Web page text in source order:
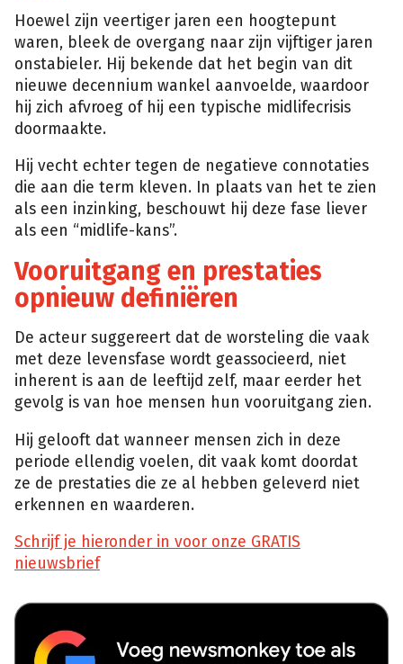
Hoewel zijn veertiger jaren een hoogtepunt
waren, bleek de overgang naar zijn vijftiger jaren
onstabieler. Hij bekende dat het begin van dit
nieuwe decennium wankel aanvoelde, waardoor
hij zich afvroeg of hij een typische midlifecrisis
doormaakte.
Hij vecht echter tegen de negatieve connotaties
die aan die term kleven. In plaats van het te zien
als een inzinking, beschouwt hij deze fase liever
als een “midlife-kans”.
Vooruitgang en prestaties
opnieuw definiëren
De acteur suggereert dat de worsteling die vaak
met deze levensfase wordt geassocieerd, niet
inherent is aan de leeftijd zelf, maar eerder het
gevolg is van hoe mensen hun vooruitgang zien.
Hij gelooft dat wanneer mensen zich in deze
periode ellendig voelen, dit vaak komt doordat
ze de prestaties die ze al hebben geleverd niet
erkennen en waarderen.
Schrijf je hieronder in voor onze GRATIS
nieuwsbrief